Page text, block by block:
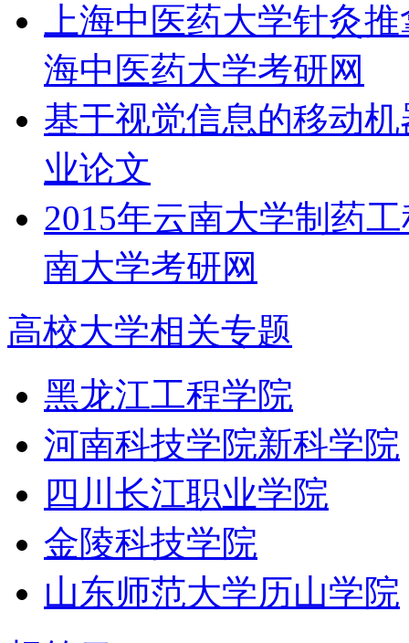
上海中医药大学针灸
海中医药大学考研网
基于视觉信息的移动
业论文
2015年云南大学制药
南大学考研网
高校大学相关专题
黑龙江工程学院
河南科技学院新科学院
四川长江职业学院
金陵科技学院
山东师范大学历山学院